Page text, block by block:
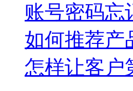
账号密码忘
如何推荐产
怎样让客户